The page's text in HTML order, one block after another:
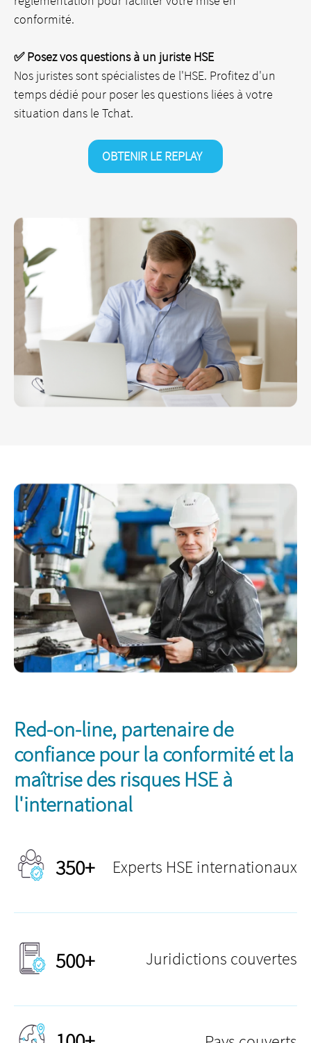
conformité.
✅ Posez vos questions à un juriste HSE
Nos juristes sont spécialistes de l'HSE. Profitez d'un
temps dédié pour poser les questions liées à votre
situation dans le Tchat.
OBTENIR LE REPLAY
Red-on-line, partenaire de
confiance pour la conformité et la
maîtrise des risques HSE à
l'international
350+ Experts HSE internationaux
500+ Juridictions couvertes